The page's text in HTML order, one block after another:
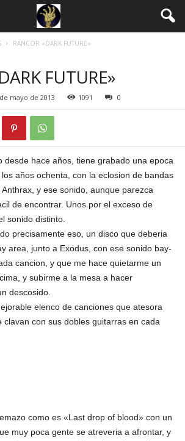
RANCOR «DARK FUTURE»
FUTURE»
mayo de 2013 1091 0
desde hace años, tiene grabado una epoca
años ochenta, con la eclosion de bandas
y ese sonido, aunque parezca
de encontrar. Unos por el exceso de
sonido distinto.
precisamente eso, un disco que deberia
area, junto a Exodus, con ese sonido bay-
cancion, y que me hace quietarme un
y subirme a la mesa a hacer
descosido.
elenco de canciones que atesora
clavan con sus dobles guitarras en cada
como es «Last drop of blood» con un
muy poca gente se atreveria a afrontar, y